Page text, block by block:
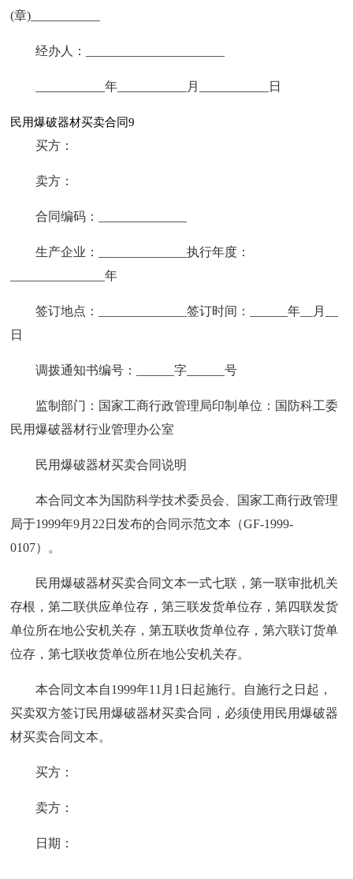
(章)___________
经办人：______________________
___________年___________月___________日
民用爆破器材买卖合同9
买方：
卖方：
合同编码：______________
生产企业：______________执行年度：
_______________年
签订地点：______________签订时间：______年__月__
日
调拨通知书编号：______字______号
监制部门：国家工商行政管理局印制单位：国防科工委
民用爆破器材行业管理办公室
民用爆破器材买卖合同说明
本合同文本为国防科学技术委员会、国家工商行政管理
局于1999年9月22日发布的合同示范文本（GF-1999-
0107）。
民用爆破器材买卖合同文本一式七联，第一联审批机关
存根，第二联供应单位存，第三联发货单位存，第四联发货
单位所在地公安机关存，第五联收货单位存，第六联订货单
位存，第七联收货单位所在地公安机关存。
本合同文本自1999年11月1日起施行。自施行之日起，
买卖双方签订民用爆破器材买卖合同，必须使用民用爆破器
材买卖合同文本。
买方：
卖方：
日期：